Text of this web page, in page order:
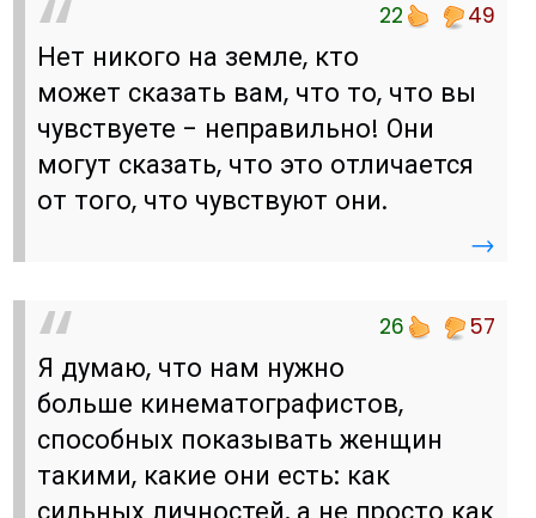
22 49
Нет никого на земле, кто
может сказать вам, что то, что вы
чувствуете - неправильно! Они
могут сказать, что это отличается
от того, что чувствуют они.
→
26 57
Я думаю, что нам нужно
больше кинематографистов,
способных показывать женщин
такими, какие они есть: как